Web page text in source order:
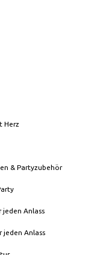
Herz
& Partyzubehör
jeden Anlass
jeden Anlass